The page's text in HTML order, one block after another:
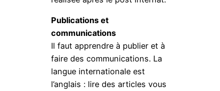
Publications et
communications
Il faut apprendre à publier et à
faire des communications. La
langue internationale est
l’anglais : lire des articles vous